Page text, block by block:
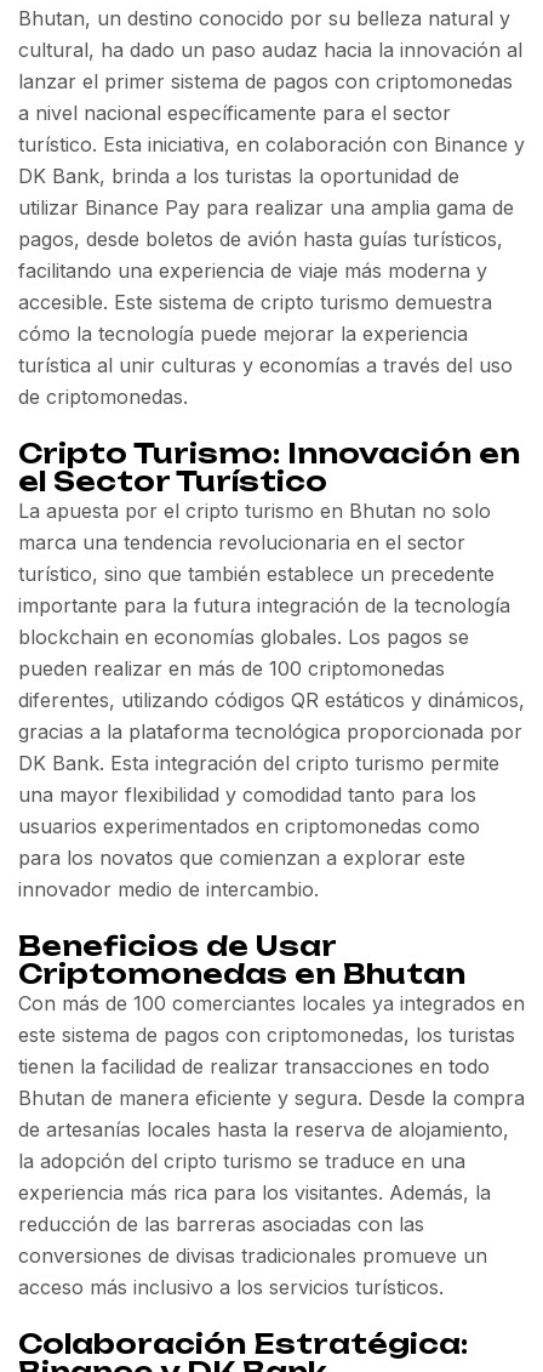
Bhutan, un destino conocido por su belleza natural y
cultural, ha dado un paso audaz hacia la innovación al
lanzar el primer sistema de pagos con criptomonedas
a nivel nacional específicamente para el sector
turístico. Esta iniciativa, en colaboración con Binance y
DK Bank, brinda a los turistas la oportunidad de
utilizar Binance Pay para realizar una amplia gama de
pagos, desde boletos de avión hasta guías turísticos,
facilitando una experiencia de viaje más moderna y
accesible. Este sistema de cripto turismo demuestra
cómo la tecnología puede mejorar la experiencia
turística al unir culturas y economías a través del uso
de criptomonedas.
Cripto Turismo: Innovación en
el Sector Turístico
La apuesta por el cripto turismo en Bhutan no solo
marca una tendencia revolucionaria en el sector
turístico, sino que también establece un precedente
importante para la futura integración de la tecnología
blockchain en economías globales. Los pagos se
pueden realizar en más de 100 criptomonedas
diferentes, utilizando códigos QR estáticos y dinámicos,
gracias a la plataforma tecnológica proporcionada por
DK Bank. Esta integración del cripto turismo permite
una mayor flexibilidad y comodidad tanto para los
usuarios experimentados en criptomonedas como
para los novatos que comienzan a explorar este
innovador medio de intercambio.
Beneficios de Usar
Criptomonedas en Bhutan
Con más de 100 comerciantes locales ya integrados en
este sistema de pagos con criptomonedas, los turistas
tienen la facilidad de realizar transacciones en todo
Bhutan de manera eficiente y segura. Desde la compra
de artesanías locales hasta la reserva de alojamiento,
la adopción del cripto turismo se traduce en una
experiencia más rica para los visitantes. Además, la
reducción de las barreras asociadas con las
conversiones de divisas tradicionales promueve un
acceso más inclusivo a los servicios turísticos.
Colaboración Estratégica: